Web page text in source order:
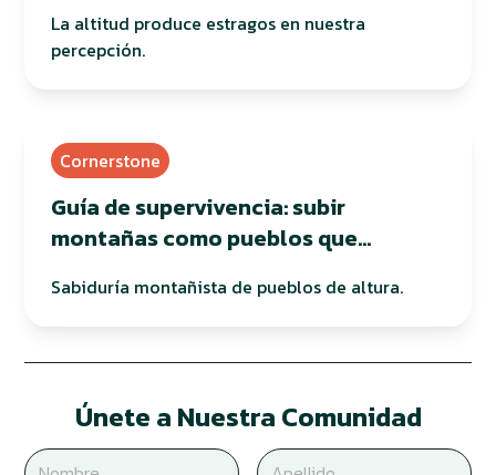
La altitud produce estragos en nuestra
percepción.
Cornerstone
Guía de supervivencia: subir
montañas como pueblos que
Sabiduría montañista de pueblos de altura.
Únete a Nuestra Comunidad